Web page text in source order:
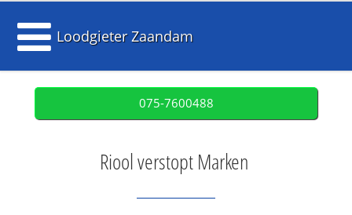
Loodgieter Zaandam
075-7600488
Riool verstopt Marken